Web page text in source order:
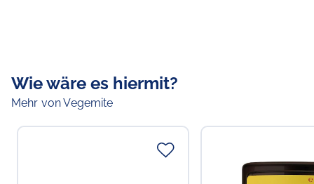
Wie wäre es hiermit?
Mehr von Vegemite